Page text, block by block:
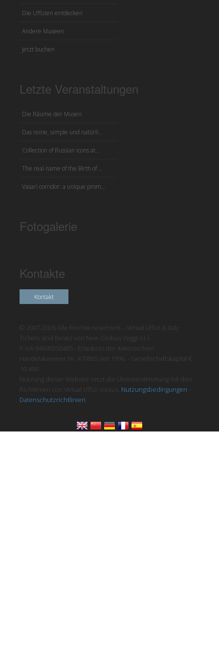
Die Uffizien entdecken
Andere Museen
Jetzt buchen
Letzte Veranstaltungen
Die Räume der Musen
Das reine, simple und natürli...
Collection of Russian icons at...
The real name of the Birth of ...
Vasari corridor: a unique prom...
Fotogalerie
Kontakte
Kontakt
© 2007-2026 Alle Rechte reserviert. - Virtual Uffizi & Italy
Tickets sind Besitz von New Globus Viaggi s.r.l.
P.IVA 04690350485 - Erlaubnis der italienischen
Handelskammer Nr. 470865 seit 1996. - Gesellschaftskapital €
10.400
Nutzung dieser Website setzt die Übereinstimmung mit den
Richtlinien von Virtual Uffizi voraus. Nutzungsbedingungen
Datenschutzrichtlinien